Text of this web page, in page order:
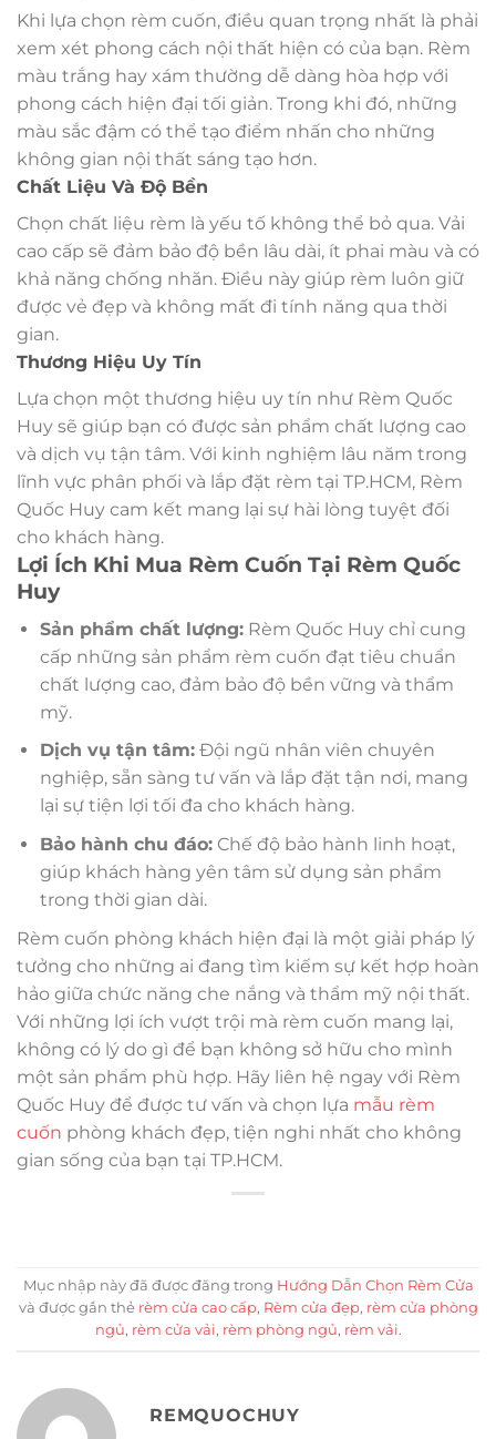
Khi lựa chọn rèm cuốn, điều quan trọng nhất là phải
xem xét phong cách nội thất hiện có của bạn. Rèm
màu trắng hay xám thường dễ dàng hòa hợp với
phong cách hiện đại tối giản. Trong khi đó, những
màu sắc đậm có thể tạo điểm nhấn cho những
không gian nội thất sáng tạo hơn.
Chất Liệu Và Độ Bền
Chọn chất liệu rèm là yếu tố không thể bỏ qua. Vải
cao cấp sẽ đảm bảo độ bền lâu dài, ít phai màu và có
khả năng chống nhăn. Điều này giúp rèm luôn giữ
được vẻ đẹp và không mất đi tính năng qua thời
gian.
Thương Hiệu Uy Tín
Lựa chọn một thương hiệu uy tín như Rèm Quốc
Huy sẽ giúp bạn có được sản phẩm chất lượng cao
và dịch vụ tận tâm. Với kinh nghiệm lâu năm trong
lĩnh vực phân phối và lắp đặt rèm tại TP.HCM, Rèm
Quốc Huy cam kết mang lại sự hài lòng tuyệt đối
cho khách hàng.
Lợi Ích Khi Mua Rèm Cuốn Tại Rèm Quốc
Huy
Sản phẩm chất lượng:Rèm Quốc Huy chỉ cung
cấp những sản phẩm rèm cuốn đạt tiêu chuẩn
chất lượng cao, đảm bảo độ bền vững và thẩm
mỹ.
Dịch vụ tận tâm:Đội ngũ nhân viên chuyên
nghiệp, sẵn sàng tư vấn và lắp đặt tận nơi, mang
lại sự tiện lợi tối đa cho khách hàng.
Bảo hành chu đáo:Chế độ bảo hành linh hoạt,
giúp khách hàng yên tâm sử dụng sản phẩm
trong thời gian dài.
Rèm cuốn phòng khách hiện đại là một giải pháp lý
tưởng cho những ai đang tìm kiếm sự kết hợp hoàn
hảo giữa chức năng che nắng và thẩm mỹ nội thất.
Với những lợi ích vượt trội mà rèm cuốn mang lại,
không có lý do gì để bạn không sở hữu cho mình
một sản phẩm phù hợp. Hãy liên hệ ngay với Rèm
Quốc Huy để được tư vấn và chọn lựa mẫu rèm
cuốn phòng khách đẹp, tiện nghi nhất cho không
gian sống của bạn tại TP.HCM.
Mục nhập này đã được đăng trong Hướng Dẫn Chọn Rèm Cửa
và được gắn thẻ rèm cửa cao cấp, Rèm cửa đẹp, rèm cửa phòng
ngủ, rèm cửa vải, rèm phòng ngủ, rèm vải.
REMQUOCHUY